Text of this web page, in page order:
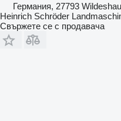
Германия, 27793
Heinrich Schröder
Свържете се с продавача